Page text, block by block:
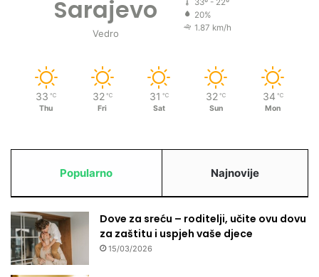
Sarajevo
Vedro
33º - 22º
20%
1.87 km/h
33 ℃
Thu
32 ℃
Fri
31 ℃
Sat
32 ℃
Sun
34 ℃
Mon
Popularno Najnovije
Dove za sreću – roditelji, učite ovu dovu
za zaštitu i uspjeh vaše djece
15/03/2026